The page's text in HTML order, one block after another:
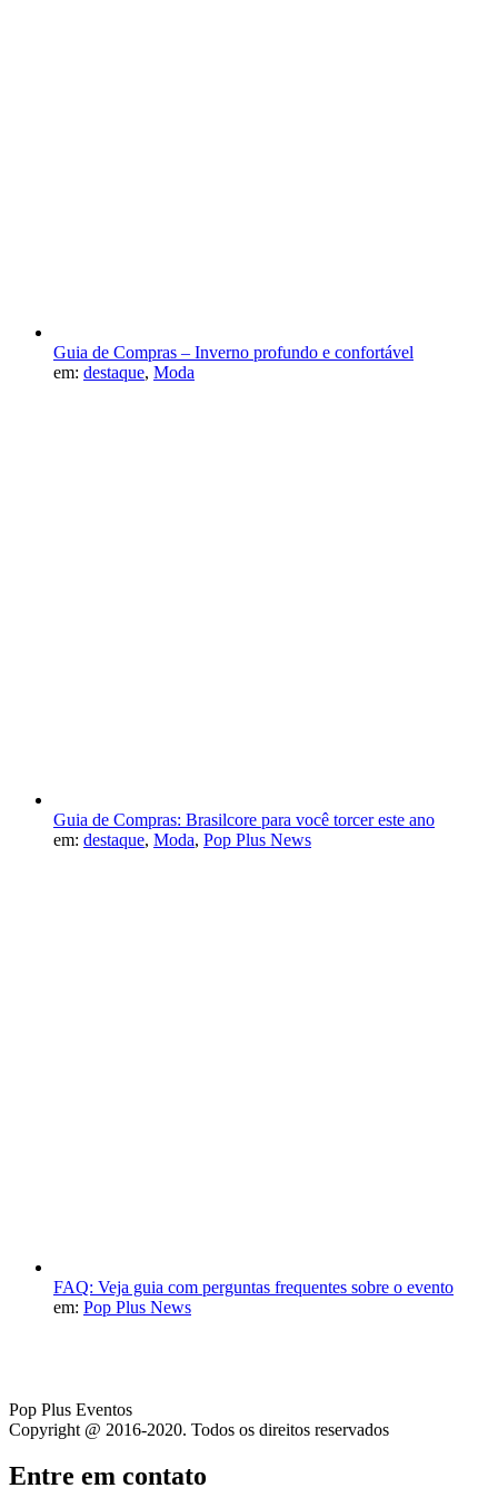
Guia de Compras – Inverno profundo e confortável
em: destaque, Moda
Guia de Compras: Brasilcore para você torcer este ano
em: destaque, Moda, Pop Plus News
FAQ: Veja guia com perguntas frequentes sobre o evento
em: Pop Plus News
Pop Plus Eventos
Copyright @ 2016-2020. Todos os direitos reservados
Entre em contato